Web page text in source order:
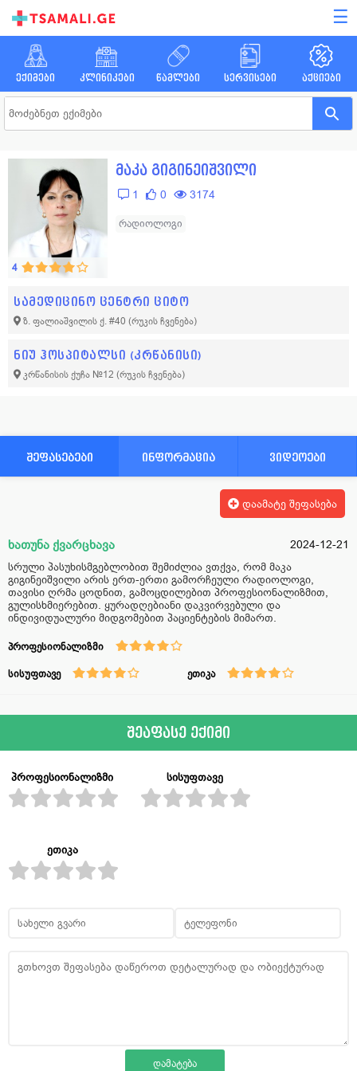
☰
ექიმები კლინიკები წამლები სერვისები აქციები
4
მაკა გიგინეიშვილი
1 0 3174
რადიოლოგი
სამედიცინო ცენტრი ციტო
ზ. ფალიაშვილის ქ. #40 (რუკის ჩვენება)
ნიუ ჰოსპიტალსი (კრწანისი)
კრწანისის ქუჩა №12 (რუკის ჩვენება)
შეფასებები ინფორმაცია ვიდეოები
დაამატე შეფასება
ხათუნა ქვარცხავა
2024-12-21
სრული პასუხისმგებლობით შემიძლია ვთქვა, რომ მაკა
გიგინეიშვილი არის ერთ-ერთი გამორჩეული რადიოლოგი,
თავისი ღრმა ცოდნით, გამოცდილებით პროფესიონალიზმით,
გულისხმიერებით. ყურადღებიანი დაკვირვებული და
ინდივიდუალური მიდგომებით პაციენტების მიმართ.
პროფესიონალიზმი
სისუფთავე ეთიკა
შეაფასე ექიმი
პროფესიონალიზმი სისუფთავე
ეთიკა